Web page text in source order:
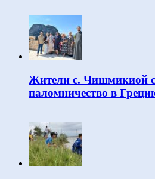
Жители с. Чишмикиой
паломничество в